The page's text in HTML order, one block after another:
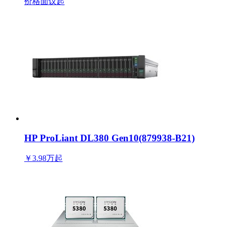
HP ProLiant DL380 Gen10(879938-B21)
￥3.98万起